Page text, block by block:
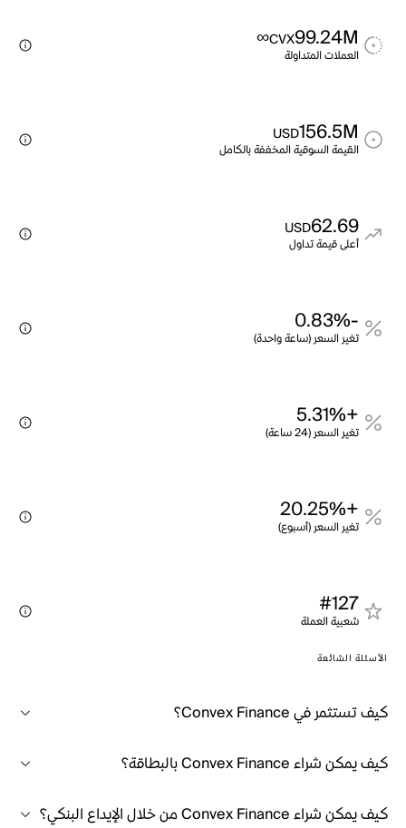
99.24M
CVX
∞
العملات المتداولة
156.5M
USD
القيمة السوقية المخففة بالكامل
62.69
USD
أعلى قيمة تداول
-0.83%
تغير السعر (ساعة واحدة)
+5.31%
تغير السعر (24 ساعة)
+20.25%
تغير السعر (أسبوع)
#127
شعبية العملة
الأسئلة الشائعة
كيف تستثمر في Convex Finance؟
كيف يمكن شراء Convex Finance بالبطاقة؟
كيف يمكن شراء Convex Finance من خلال الإيداع البنكي؟